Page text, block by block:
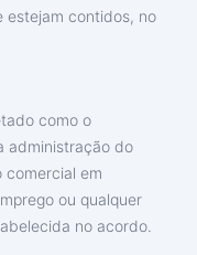
estejam contidos, no
como o
administração do
comercial em
ou qualquer
no acordo.